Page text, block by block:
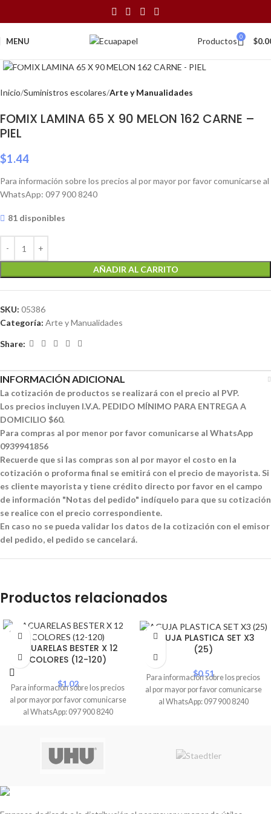
MENU Productos 0 $
Inicio Suministros escolares Arte y Manualidades
FOMIX LAMINA 65 X 90 MELON 162 CARNE –
PIEL
$1.44
Para información sobre los precios al por mayor por favor comunicarse al
WhatsApp: 097 900 8240
81 disponibles
AÑADIR AL CARRITO
SKU: 05386
Categoría: Arte y Manualidades
Share:
INFORMACIÓN ADICIONAL
La cotización de productos se realizará con el precio al PVP.
Los precios incluyen I.V.A. PEDIDO MÍNIMO PARA ENTREGA A
DOMICILIO $60.
Para compras al por menor por favor comunicarse al WhatsApp
0939941856
Recuerde que si las compras son al por mayor el costo en la
cotización o proforma final se emitirá con el precio de mayorista. Si
es cliente mayorista y tiene crédito directo por favor en el campo
de información "Notas del pedido" indíquelo para que su cotización
se realice con el precio correspondiente.
En caso no se pueda validar los datos de la cotización con el emisor
del pedido, el pedido se cancelará.
Productos relacionados
SOLD
OUT
ACUARELAS BESTER X 12
COLORES (12-120)
$1.02
Para información sobre los precios
al por mayor por favor comunicarse
al WhatsApp: 097 900 8240
AGUJA PLASTICA SET X3
(25)
$0.51
Para información sobre los precios
al por mayor por favor comunicarse
al WhatsApp: 097 900 8240